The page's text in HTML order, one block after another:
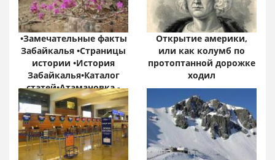
•Замечательные факты
Забайкалья •Страницы
истории •История
Забайкалья•Каталог
статей•Атамановка -
Онлайн•
Забайкальский край:
цифры и факты
Открытие америки,
или как колумб по
протоптанной дорожке
ходил